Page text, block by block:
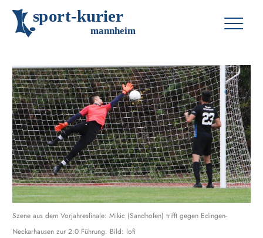
sport-kurier
mannheim
Szene aus dem Vorjahresfinale: Mikic (Sandhofen) trifft gegen Edingen-
Neckarhausen zur 2:0 Führung. Bild: lofi